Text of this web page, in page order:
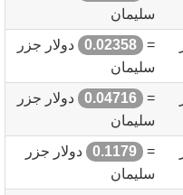
سليمان
=
0.02358
دولار جزر
سليمان
=
0.04716
دولار جزر
سليمان
=
0.1179
دولار جزر
سليمان